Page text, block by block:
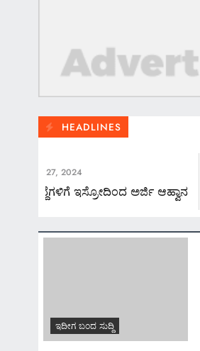
HEADLINES
27, 2024
ಇಸ್ರೋದಿಂದ ಅರ್ಜಿ ಆಹ್ವಾನ
ಇದೀಗ ಬಂದ ಸುದ್ದಿ